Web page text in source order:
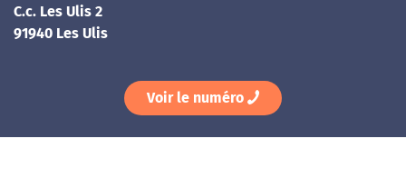
C.c. Les Ulis 2
91940 Les Ulis
Voir le numéro